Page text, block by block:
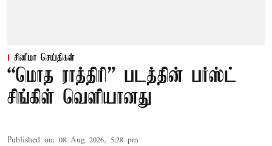
சினிமா செய்திகள்
“மொத ராத்திரி” படத்தின் பர்ஸ்ட்
சிங்கிள் வெளியானது
Published on: 08 Aug 2026, 5:28 pm